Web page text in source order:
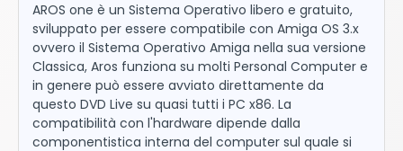
AROS one è un Sistema Operativo libero e gratuito,
sviluppato per essere compatibile con Amiga OS 3.x
ovvero il Sistema Operativo Amiga nella sua versione
Classica, Aros funziona su molti Personal Computer e
in genere può essere avviato direttamente da
questo DVD Live su quasi tutti i PC x86. La
compatibilità con l'hardware dipende dalla
componentistica interna del computer sul quale si